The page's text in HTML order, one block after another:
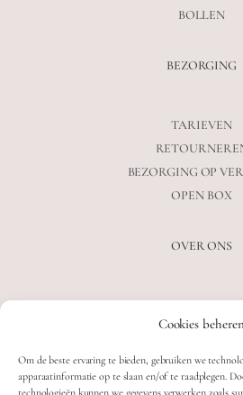
Cookies
Om de beste ervaring te bieden, gebruiken we
apparaatinformatie op te slaan en/of te raadplegen.
technologieën kunnen we gegevens verwerken zoals
BOLLEN
BEZORGING
TARIEVEN
BEZORGING OP
OPEN BOX
OVER ONS
VEELGESTELDE
OVER ONS
CONTACT